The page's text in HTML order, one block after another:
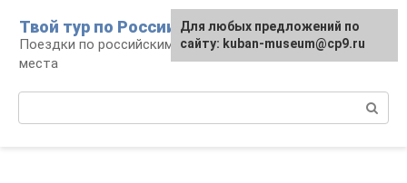
контенту
Твой тур по России
Поездки по российским городам, маршруты и
места
Для любых предложений по
сайту: kuban-museum@cp9.ru